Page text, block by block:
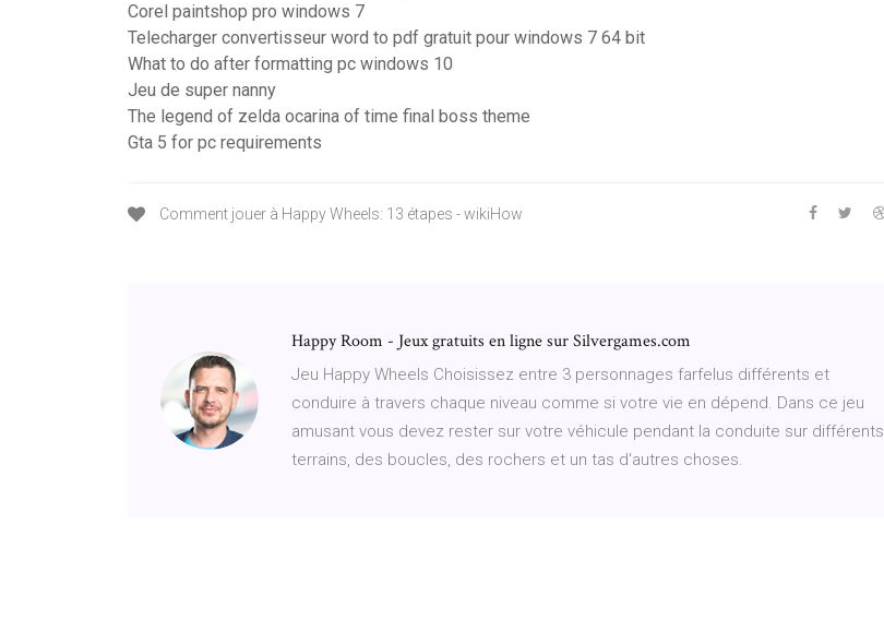
Corel paintshop pro windows 7
Telecharger convertisseur word to pdf gratuit pour windows 7 64 bit
What to do after formatting pc windows 10
Jeu de super nanny
The legend of zelda ocarina of time final boss theme
Gta 5 for pc requirements
Comment jouer à Happy Wheels: 13 étapes - wikiHow
Happy Room - Jeux gratuits en ligne sur Silvergames.com
Jeu Happy Wheels Choisissez entre 3 personnages farfelus différents et
conduire à travers chaque niveau comme si votre vie en dépend. Dans ce jeu
amusant vous devez rester sur votre véhicule pendant la conduite sur différents
terrains, des boucles, des rochers et un tas d'autres choses.